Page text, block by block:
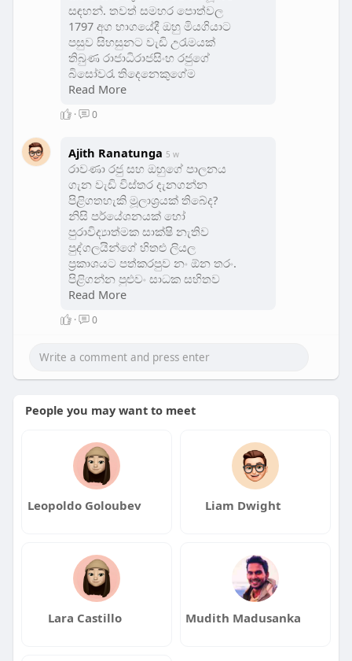
සඳහන්. තවත් සමහර පොත්වල
1797 අග භාගයේදී ඔහු මියගියාට
පසුව සිහසුනට වැඩි උරැමයක්
තිබුණ රාජාධිරාජසිංහ රජුගේ
බිසෝවරැ තිදෙනෙකුගේම
සෙහොයුරා වුණ මුත්තුසාමි
කුමාරයා සහ ඔහුගේ
සොහොයුරියන් සිරකර තබා
රාජසිංහ නමින් රජ කරවන්න
පිළිමතලව්වේ මහාධිකාරම
කටයුතු කළ බව සඳහන්.
රාජාධිරාජසිංහ රජුගේ අභාවය හා
ශ්‍රී වික්‍රම රාජසිංහ රජුගේ
අභිෂේකය ගැන ඇත්ත විස්තරයක්
හොයාගන්නෙ කොහොමද ?
Read More
· 0
Ajith Ranatunga 5 w
රාවණා රජු සහ ඔහුගේ පාලනය
ගැන වැඩි විස්තර දැනගන්න
පිළිගතහැකි මූලාශ්‍රයක් තිබේද?
නිසි පර්යේශනයක් හෝ
පුරාවිද්‍යාත්මක සාක්ෂි නැතිව
පුද්ගලයින්ගේ හිතළු ලියල
ප්‍රකාශයට පත්කරපුව නං ඕන තරං.
පිළිගන්න පුළුවං සාධක සහිතව
ලියපු පොතක් ගැන දැනගන්න
කැමතියි
Read More
· 0
People you may want to meet
Leopoldo Goloubev Liam Dwight
Lara Castillo Mudith Madusanka